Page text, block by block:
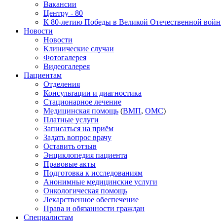
Вакансии
Центру - 80
К 80-летию Победы в Великой Отечественной
Новости
Новости
Клинические случаи
Фотогалерея
Видеогалерея
Пациентам
Отделения
Консультации и диагностика
Стационарное лечение
Медицинская помощь (ВМП, ОМС)
Платные услуги
Записаться на приём
Задать вопрос врачу
Оставить отзыв
Энциклопедия пациента
Правовые акты
Подготовка к исследованиям
Анонимные медицинские услуги
Онкологическая помощь
Лекарственное обеспечение
Права и обязанности граждан
Специалистам